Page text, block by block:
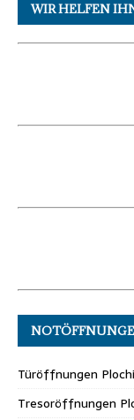
WIR HELFEN
Türöffnungen
Tresoröffnungen